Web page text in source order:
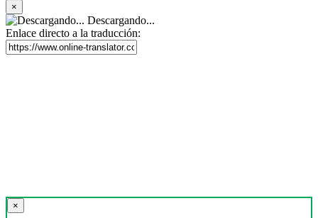
×
Descargando...
Enlace directo a la traducción:
×